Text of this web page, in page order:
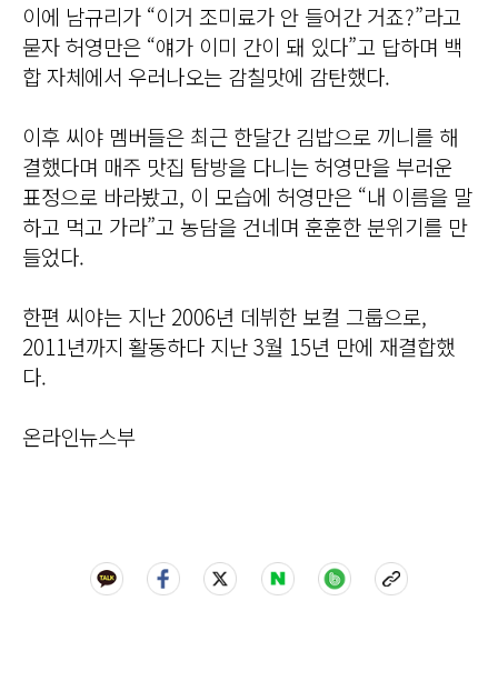
이에 남규리가 “이거 조미료가 안 들어간 거죠?”라고
묻자 허영만은 “얘가 이미 간이 돼 있다”고 답하며 백
합 자체에서 우러나오는 감칠맛에 감탄했다.
이후 씨야 멤버들은 최근 한달간 김밥으로 끼니를 해
결했다며 매주 맛집 탐방을 다니는 허영만을 부러운
표정으로 바라봤고, 이 모습에 허영만은 “내 이름을 말
하고 먹고 가라”고 농담을 건네며 훈훈한 분위기를 만
들었다.
한편 씨야는 지난 2006년 데뷔한 보컬 그룹으로,
2011년까지 활동하다 지난 3월 15년 만에 재결합했
다.
온라인뉴스부